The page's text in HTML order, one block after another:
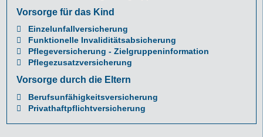
Vorsorge für das Kind
Einzelunfallversicherung
Funktionelle Invaliditätsabsicherung
Pflegeversicherung - Zielgruppeninformation
Pflegezusatzversicherung
Vorsorge durch die Eltern
Berufsunfähigkeitsversicherung
Privathaftpflichtversicherung